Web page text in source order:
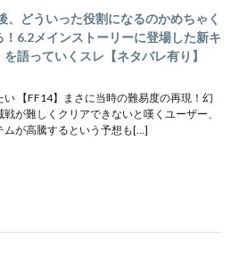
、どういった役割になるのかめちゃく
！6.2メインストーリーに登場した新キ
語っていくスレ【ネタバレ有り】
い 【FF14】まさに当時の難易度の再現！幻
が難しくクリアできないと嘆くユーザー、
ムが高騰するという予想も[…]